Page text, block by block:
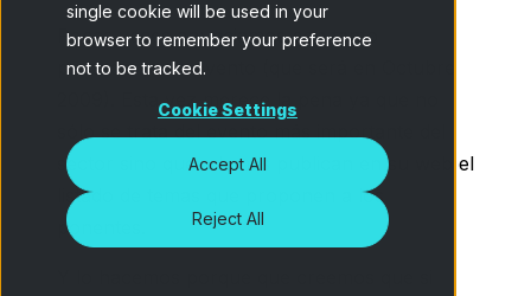
single cookie will be used in your
browser to remember your preference
not to be tracked.
Cookie Settings
Accept All
Reject All
Pocas veces anunciamos con tanto
precedente un evento (que será en Octubre
2009). Esta vez merece la pena ya que no
sólo se trata del evento más importante del
sector sino que además publican en su web el
listado de temas que proponen a los
ponentes.